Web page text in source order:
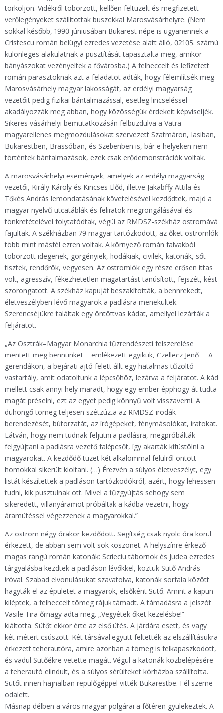
torkoljon. Vidékről toborzott, kellően feltüzelt és megfizetett
verőlegényeket szállítottak buszokkal Marosvásárhelyre. (Nem
sokkal később, 1990 júniusában Bukarest népe is ugyanennek a
Cristescu román belügyi ezredes vezetése alatt álló, 02105. számú
különleges alakulatnak a pusztítását tapasztalta meg, amikor
bányászokat vezényeltek a fővárosba.) A felheccelt és lefizetett
román parasztoknak azt a feladatot adták, hogy félemlítsék meg
Marosvásárhely magyar lakosságát, az erdélyi magyarság
vezetőit pedig fizikai bántalmazással, esetleg lincseléssel
akadályozzák meg abban, hogy közösségük érdekeit képviseljék.
Sikeres vásárhelyi bemutatkozásán felbuzdulva a Vatra
magyarellenes megmozdulásokat szervezett Szatmáron, Iasiban,
Bukarestben, Brassóban, és Szebenben is, bár e helyeken nem
történtek bántalmazások, ezek csak erődemonstrációk voltak.
A marosvásárhelyi események, amelyek az erdélyi magyarság
vezetői, Király Károly és Kincses Előd, illetve Jakabffy Attila és
Tőkés András lemondatásának követelésével kezdődtek, majd a
magyar nyelvű utcatáblák és feliratok megrongálásával és
tönkretételével folytatódtak, végül az RMDSZ-székház ostromává
fajultak. A székházban 79 magyar tartózkodott, az őket ostromlók
több mint másfél ezren voltak. A környező román falvakból
toborzott idegenek, görgényiek, hodákiak, civilek, katonák, sőt
tisztek, rendőrök, vegyesen. Az ostromlók egy része erősen ittas
volt, agresszív, fékezhetetlen magatartást tanúsított, fejszét, kést
szorongatott. A székház kapuját beszakították, a bennrekedt,
életveszélyben lévő magyarok a padlásra menekültek.
Szerencséjükre találtak egy öntöttvas kádat, amellyel lezárták a
feljáratot.
„Az Osztrák–Magyar Monarchia tűzrendészeti felszerelése
mentett meg bennünket – emlékezett egyikük, Czellecz Jenő. – A
gerendákon, a bejárati ajtó felett állt egy hatalmas tűzoltó
vastartály, amit odatoltunk a lépcsőhöz, lezárva a feljáratot. A kád
mellett csak annyi hely maradt, hogy egy ember épphogy át tudta
magát préselni, ezt az egyet pedig könnyű volt visszaverni. A
dühöngő tömeg teljesen szétzúzta az RMDSZ-irodák
berendezését, bútorzatát, az írógépeket, fénymásolókat, iratokat.
Látván, hogy nem tudnak feljutni a padlásra, megpróbálták
felgyújtani a padlásra vezető falépcsőt, így akarták kifüstölni a
magyarokat. A kezdődő tüzet két alkalommal felülről öntött
homokkal sikerült kioltani. (…) Érezvén a súlyos életveszélyt, egy
listát készítettek a padláson tartózkodókról, azért, hogy lehessen
tudni, kik pusztulnak ott. Mivel a tűzgyújtás sehogy sem
sikeredett, villanyáramot próbáltak a kádba vezetni, hogy
áramütéssel végezzenek a magyarokkal.”
Az ostrom négy órakor kezdődött. Segítség csak nyolc óra körül
érkezett, de abban sem volt sok köszönet. A helyszínre érkező
magas rangú román katonák: Scrieciu tábornok és Judea ezredes
tárgyalásba kezdtek a padláson lévőkkel, köztük Sütő András
íróval. Szabad elvonulásukat szavatolva, katonák sorfala között
hagyták el az épületet a magyarok, elsőként Sütő. Amint a kapun
kiléptek, a felheccelt tömeg rájuk támadt. A támadásra a jelszót
Vasile Tira őrnagy adta meg. „Vegyétek őket kezelésbe!” –
kiáltotta. Sütőt ekkor érte az első ütés. A járdára esett, és vagy
két métert csúszott. Két társával együtt feltették az elszállításukra
érkezett teherautóra, amire azonban a tömeg is felkapaszkodott,
és vadul Sütőékre vetette magát. Végül a katonák közbelépésére
a teherautó elindult, és a súlyos sérülteket kórházba szállította.
Sütőt innen hajnalban repülőgéppel vitték Bukarestbe. Fél szeme
odalett.
Másnap délben a város magyar polgárai a főtéren gyülekeztek. A